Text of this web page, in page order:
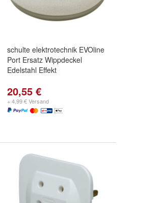
schulte elektrotechnik EVOline
Port Ersatz Wippdeckel
Edelstahl Effekt
20,55 €
+ 4,99 € Versand